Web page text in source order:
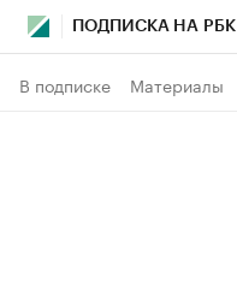
ПОДПИСКА НА РБК
В подписке Материалы